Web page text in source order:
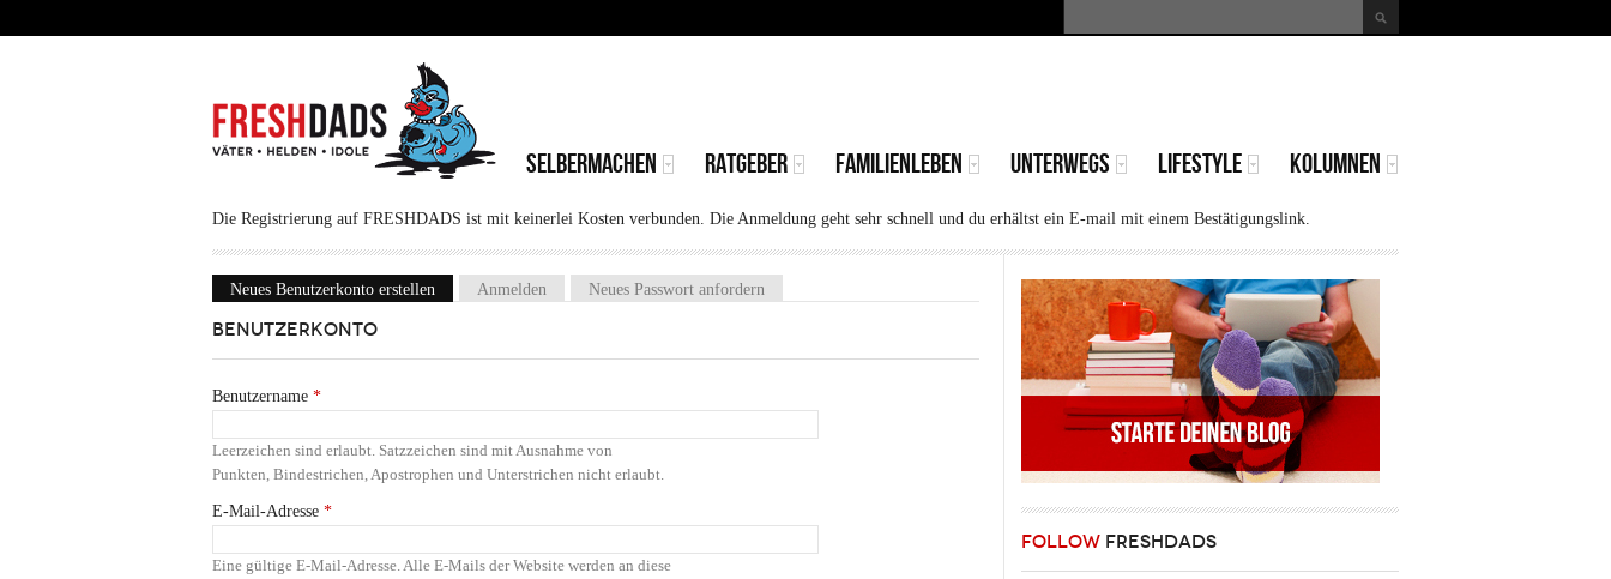
Suchformular
MAINMENU
SELBERMACHEN RATGEBER FAMILIENLEBEN UNTERWEGS LIFESTYLE KOLUMNEN
Die Registrierung auf FRESHDADS ist mit keinerlei Kosten verbunden. Die Anmeldung geht sehr schnell und du erhältst ein E-mail mit einem Bestätigungslink.
Haupt-Reiter
Neues Benutzerkonto erstellen (aktiver Reiter)
Anmelden Neues Passwort anfordern
BENUTZERKONTO
Benutzername *
Leerzeichen sind erlaubt. Satzzeichen sind mit Ausnahme von
Punkten, Bindestrichen, Apostrophen und Unterstrichen nicht erlaubt.
E-Mail-Adresse *
Eine gültige E-Mail-Adresse. Alle E-Mails der Website werden an diese
FOLLOW FRESHDADS